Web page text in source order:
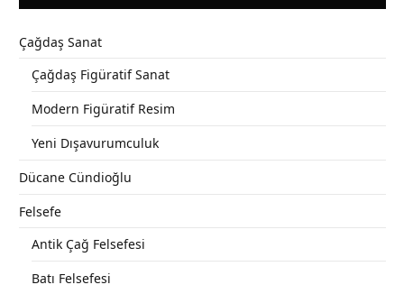
Çağdaş Sanat
Çağdaş Figüratif Sanat
Modern Figüratif Resim
Yeni Dışavurumculuk
Dücane Cündioğlu
Felsefe
Antik Çağ Felsefesi
Batı Felsefesi